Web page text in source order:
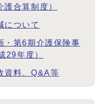
合算制度）
について
・第6期介護保険事
29年度）
資料、Q&A等